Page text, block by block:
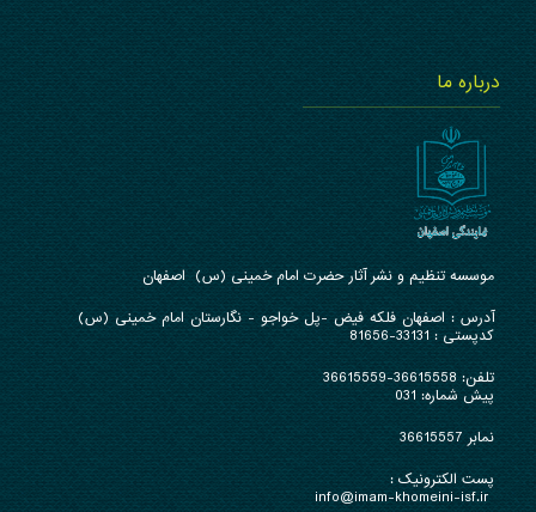
درباره ما
موسسه تنظیم و نشر آثار حضرت امام خمینی (س) اصفهان
آدرس : اصفهان فلکه فیض -پل خواجو - نگارستان امام خمینی (س)
کدپستی : 33131-81656
تلفن: 36615558-36615559
پیش شماره: 031
نمابر 36615557
پست الکترونیک :